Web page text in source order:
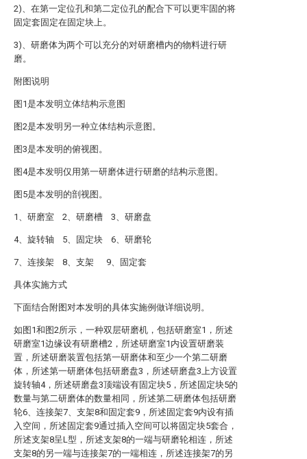
2)、在第一定位孔和第二定位孔的配合下可以更牢固的将
固定套固定在固定块上。
3)、研磨体为两个可以充分的对研磨槽内的物料进行研
磨。
附图说明
图1是本发明立体结构示意图
图2是本发明另一种立体结构示意图。
图3是本发明的俯视图。
图4是本发明仅用第一研磨体进行研磨的结构示意图。
图5是本发明的剖视图。
1、研磨室 2、研磨槽 3、研磨盘
4、旋转轴 5、固定块 6、研磨轮
7、连接架 8、支架 9、固定套
具体实施方式
下面结合附图对本发明的具体实施例做详细说明。
如图1和图2所示，一种双层研磨机，包括研磨室1，所述
研磨室1边缘设有研磨槽2，所述研磨室1内设置研磨装
置，所述研磨装置包括第一研磨体和至少一个第二研磨
体，所述第一研磨体包括研磨盘3，所述研磨盘3上方设置
旋转轴4，所述研磨盘3顶端设有固定块5，所述固定块5的
数量与第二研磨体的数量相同，所述第二研磨体包括研磨
轮6、连接架7、支架8和固定套9，所述固定套9内设有插
入空间，所述固定套9通过插入空间可以将固定块5套合，
所述支架8呈L型，所述支架8的一端与研磨轮相连，所述
支架8的另一端与连接架7的一端相连，所述连接架7的另